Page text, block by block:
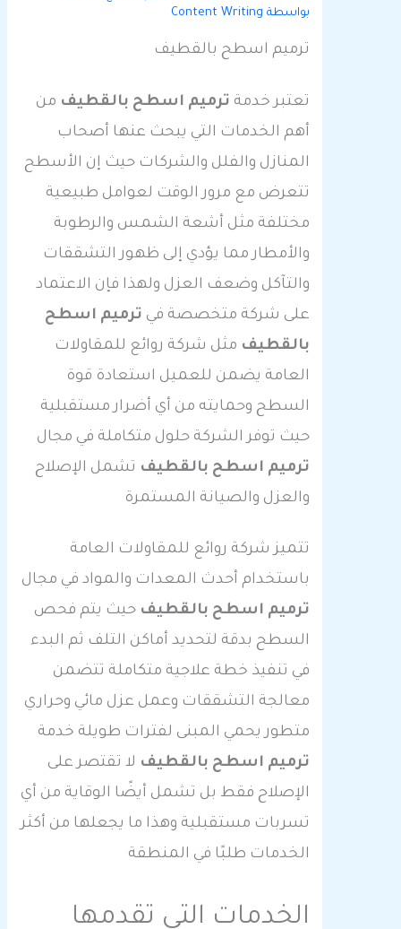
بواسطة Content Writing
ترميم اسطح بالقطيف
تعتبر خدمةترميم اسطح بالقطيفمن
أهم الخدمات التي يبحث عنها أصحاب
المنازل والفلل والشركات حيث إن الأسطح
تتعرض مع مرور الوقت لعوامل طبيعية
مختلفة مثل أشعة الشمس والرطوبة
والأمطار مما يؤدي إلى ظهور التشققات
والتآكل وضعف العزل ولهذا فإن الاعتماد
على شركة متخصصة فيترميم اسطح
بالقطيفمثل شركة روائع للمقاولات
العامة يضمن للعميل استعادة قوة
السطح وحمايته من أي أضرار مستقبلية
حيث توفر الشركة حلول متكاملة في مجال
ترميم اسطح بالقطيفتشمل الإصلاح
والعزل والصيانة المستمرة
تتميز شركة روائع للمقاولات العامة
باستخدام أحدث المعدات والمواد في مجال
ترميم اسطح بالقطيفحيث يتم فحص
السطح بدقة لتحديد أماكن التلف ثم البدء
في تنفيذ خطة علاجية متكاملة تتضمن
معالجة التشققات وعمل عزل مائي وحراري
متطور يحمي المبنى لفترات طويلة خدمة
ترميم اسطح بالقطيفلا تقتصر على
الإصلاح فقط بل تشمل أيضًا الوقاية من أي
تسربات مستقبلية وهذا ما يجعلها من أكثر
الخدمات طلبًا في المنطقة
الخدمات التي تقدمها